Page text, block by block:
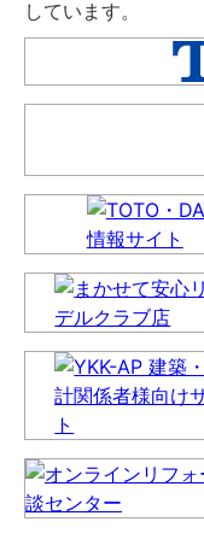
しています。